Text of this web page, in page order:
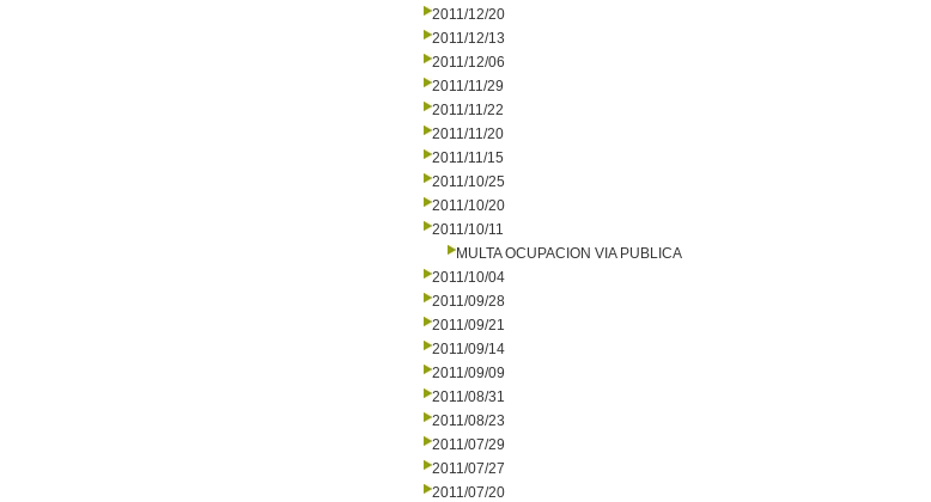
2011/12/20
2011/12/13
2011/12/06
2011/11/29
2011/11/22
2011/11/20
2011/11/15
2011/10/25
2011/10/20
2011/10/11
MULTA OCUPACION VIA PUBLICA
2011/10/04
2011/09/28
2011/09/21
2011/09/14
2011/09/09
2011/08/31
2011/08/23
2011/07/29
2011/07/27
2011/07/20